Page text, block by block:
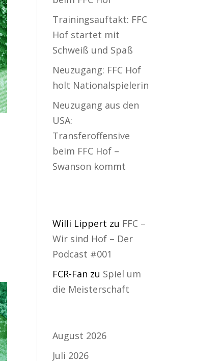
Trainingsauftakt: FFC
Hof startet mit
Schweiß und Spaß
Neuzugang: FFC Hof
holt Nationalspielerin
Neuzugang aus den
USA:
Transferoffensive
beim FFC Hof –
Swanson kommt
Willi Lippert zu FFC –
Wir sind Hof – Der
Podcast #001
FCR-Fan zu Spiel um
die Meisterschaft
August 2026
Juli 2026